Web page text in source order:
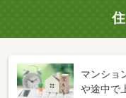
マンショ
や途中で